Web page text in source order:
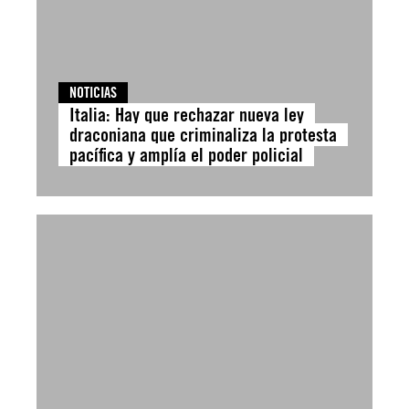
NOTICIAS
Italia: Hay que rechazar nueva ley
draconiana que criminaliza la protesta
pacífica y amplía el poder policial